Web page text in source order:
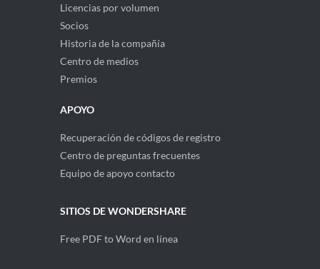
Licencias por volumen
Socios
Historia de la compañía
Centro de medios
Premios
APOYO
Recuperación de códigos de registro
Centro de preguntas frecuentes
Equipo de apoyo contacto
SITIOS DE WONDERSHARE
Free PDF to Word en línea